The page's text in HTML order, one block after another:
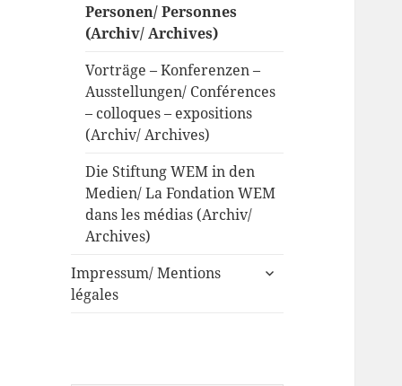
Personen/ Personnes
(Archiv/ Archives)
Vorträge – Konferenzen –
Ausstellungen/ Conférences
– colloques – expositions
(Archiv/ Archives)
Die Stiftung WEM in den
Medien/ La Fondation WEM
dans les médias (Archiv/
Archives)
Impressum/ Mentions
légales
untermenü